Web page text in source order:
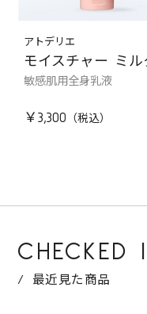
アトデリエ
モイスチャー ミル
敏感肌用全身乳液
￥3,300
CHECKED
最近見た商品